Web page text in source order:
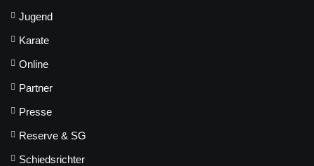
Jugend
Karate
Online
Partner
Presse
Reserve & SG
Schiedsrichter